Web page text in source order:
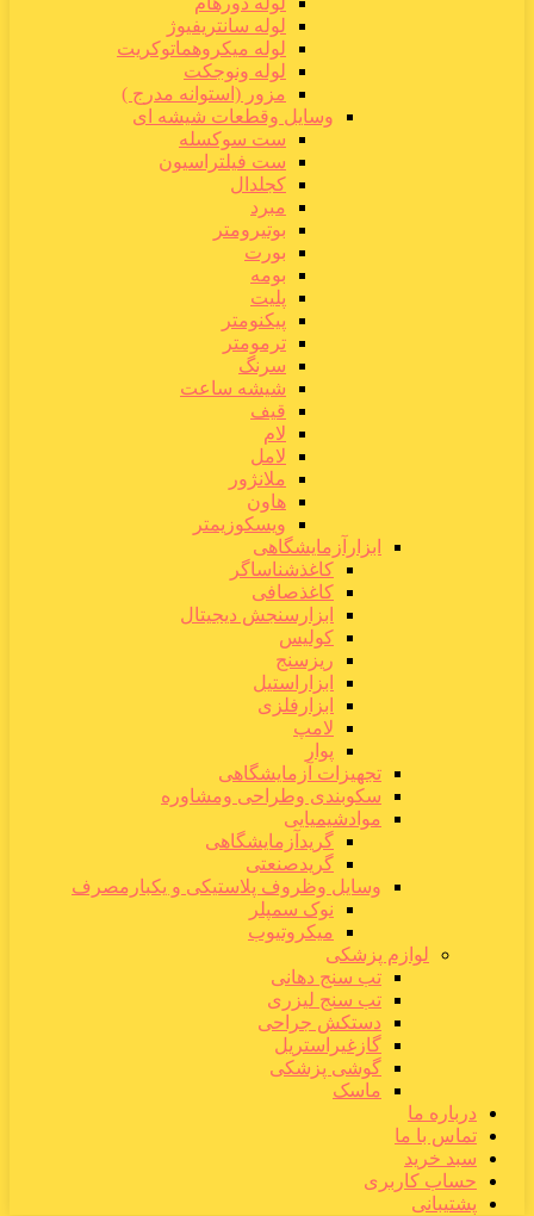
لوله سانتریفیوژ
لوله میکروهماتوکریت
لوله ونوجکت
مزور (استوانه مدرج )
وسایل وقطعات شیشه ای
ست سوکسله
ست فیلتراسیون
کجلدال
مبرد
بوتیرومتر
بورت
بومه
پلیت
پیکنومتر
ترمومتر
سرنگ
شیشه ساعت
قیف
لام
لامل
ملانژور
هاون
ویسکوزیمتر
ابزارآزمایشگاهی
کاغذشناساگر
کاغذصافی
ابزارسنجش دیجیتال
کولیس
ریزسنج
ابزاراستیل
ابزارفلزی
لامپ
پوار
تجهیزات آزمایشگاهی
سکوبندی وطراحی ومشاوره
موادشیمیایی
گریدآزمایشگاهی
گریدصنعتی
وسایل وظروف پلاستیکی و یکبارمصرف
نوک سمپلر
میکروتیوب
لوازم پزشکی
تب سنج دهانی
تب سنج لیزری
دستکش جراحی
گازغیراستریل
گوشی پزشکی
ماسک
درباره ما
تماس با ما
سبد خرید
حساب کاربری
پشتیبانی